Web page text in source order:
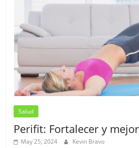
Salud
Perifit: Fortalecer y
May 25, 2024 Kevin Bravo